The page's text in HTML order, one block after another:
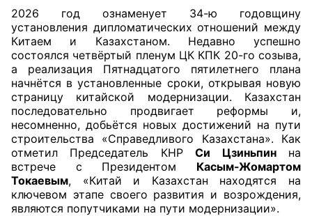
2026 год ознаменует 34-ю годовщину
установления дипломатических отношений между
Китаем и Казахстаном. Недавно успешно
состоялся четвёртый пленум ЦК КПК 20-го созыва,
а реализация Пятнадцатого пятилетнего плана
начнётся в установленные сроки, открывая новую
страницу китайской модернизации. Казахстан
последовательно продвигает реформы и,
несомненно, добьётся новых достижений на пути
строительства «Справедливого Казахстана». Как
отметил Председатель КНРСи Цзиньпинна
встрече с Президентом Касым-Жомартом
Токаевым, «Китай и Казахстан находятся на
ключевом этапе своего развития и возрождения,
являются попутчиками на пути модернизации».